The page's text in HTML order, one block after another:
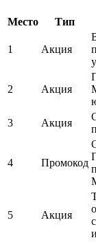
Место Тип
1 Акция
2 Акция
3 Акция
4 Промокод
5 Акция